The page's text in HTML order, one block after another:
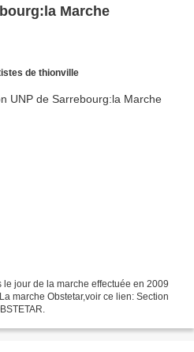
Marche
de thionville
jour de la marche effectuée en 2009
marche Obstetar,voir ce lien: Section